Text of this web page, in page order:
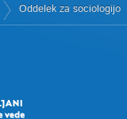
Oddelek za sociologijo